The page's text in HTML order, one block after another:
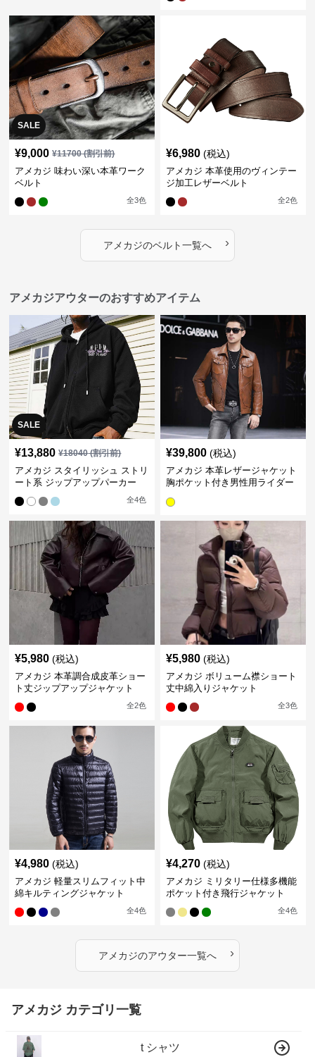
SALE
¥9,000 ¥11700(割引前)
アメカジ 味わい深い本革ワーク
ベルト
全3色
¥6,980 (税込)
アメカジ 本革使用のヴィンテー
ジ加工レザーベルト
全2色
アメカジのベルト一覧へ ›
アメカジアウターのおすすめアイテム
SALE
¥13,880 ¥18040(割引前)
アメカジ スタイリッシュ ストリ
ート系 ジップアップパーカー
全4色
¥39,800 (税込)
アメカジ 本革レザージャケット
胸ポケット付き男性用ライダー
¥5,980 (税込)
アメカジ 本革調合成皮革ショー
ト丈ジップアップジャケット
全2色
¥5,980 (税込)
アメカジ ボリューム襟ショート
丈中綿入りジャケット
全3色
¥4,980 (税込)
アメカジ 軽量スリムフィット中
綿キルティングジャケット
全4色
¥4,270 (税込)
アメカジ ミリタリー仕様多機能
ポケット付き飛行ジャケット
全4色
アメカジのアウター一覧へ ›
アメカジ カテゴリ一覧
t シャツ